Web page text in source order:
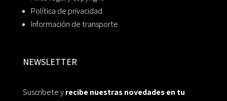
Política de privacidad
Información de transporte
NEWSLETTER
Suscríbete yrecibe nuestras novedades en tu